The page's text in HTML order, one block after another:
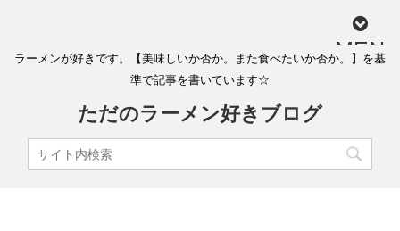
MEN
ラーメンが好きです。【美味しいか否か。また食べたいか否か。】を基
準で記事を書いています☆
ただのラーメン好きブログ